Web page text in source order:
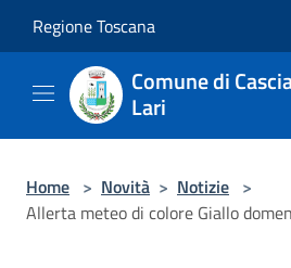
Regione Toscana
Comune di
Lari
Home > Novità > Notizie >
Allerta meteo di colore Giallo